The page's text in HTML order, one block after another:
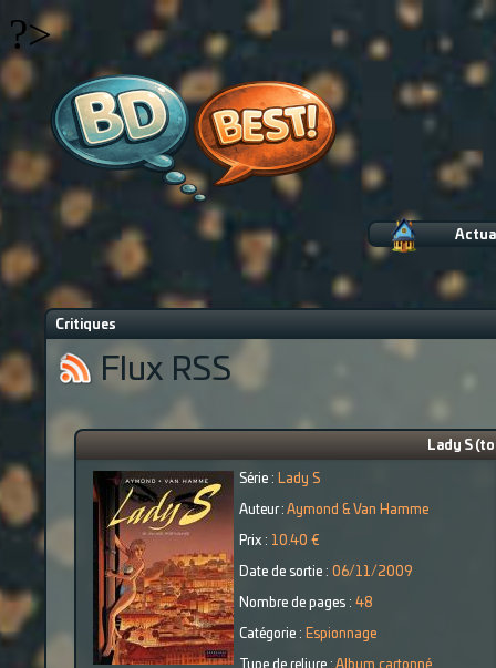
?>
Critiques
Flux RSS
Lady S
Série : Lady S
Auteur : Aymond & Van Hamme
Prix : 10.40 €
Date de sortie : 06/11/2009
Nombre de pages : 48
Catégorie : Espionnage
Type de reliure : Album cartonné